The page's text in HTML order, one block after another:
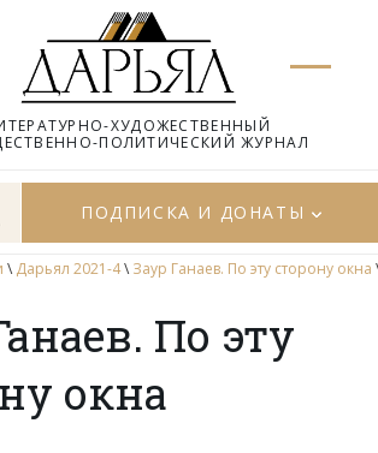
ХУДОЖЕСТВЕННЫЙ
ПОЛИТИЧЕСКИЙ ЖУРНАЛ
ПОДПИСКА И ДОНАТЫ
\ Дарьял 2021-4\ Заур Ганаев. По эту сторону окна
По эту
окна